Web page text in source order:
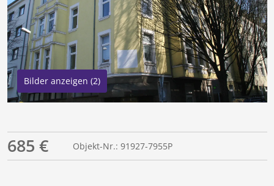
Bilder anzeigen (2)
685 € Objekt-Nr.: 91927-7955P